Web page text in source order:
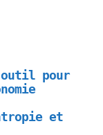
outil pour
et